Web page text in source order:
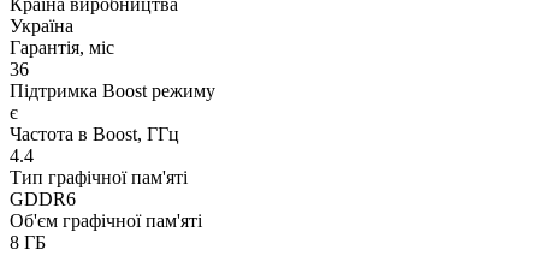
Україна
Гарантія, міс
36
Підтримка Boost режиму
є
Частота в Boost, ГГц
4.4
Тип графічної пам'яті
GDDR6
Об'єм графічної пам'яті
8 ГБ